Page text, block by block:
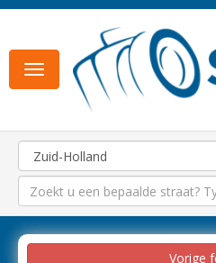
Toggle
navigation
Vorige